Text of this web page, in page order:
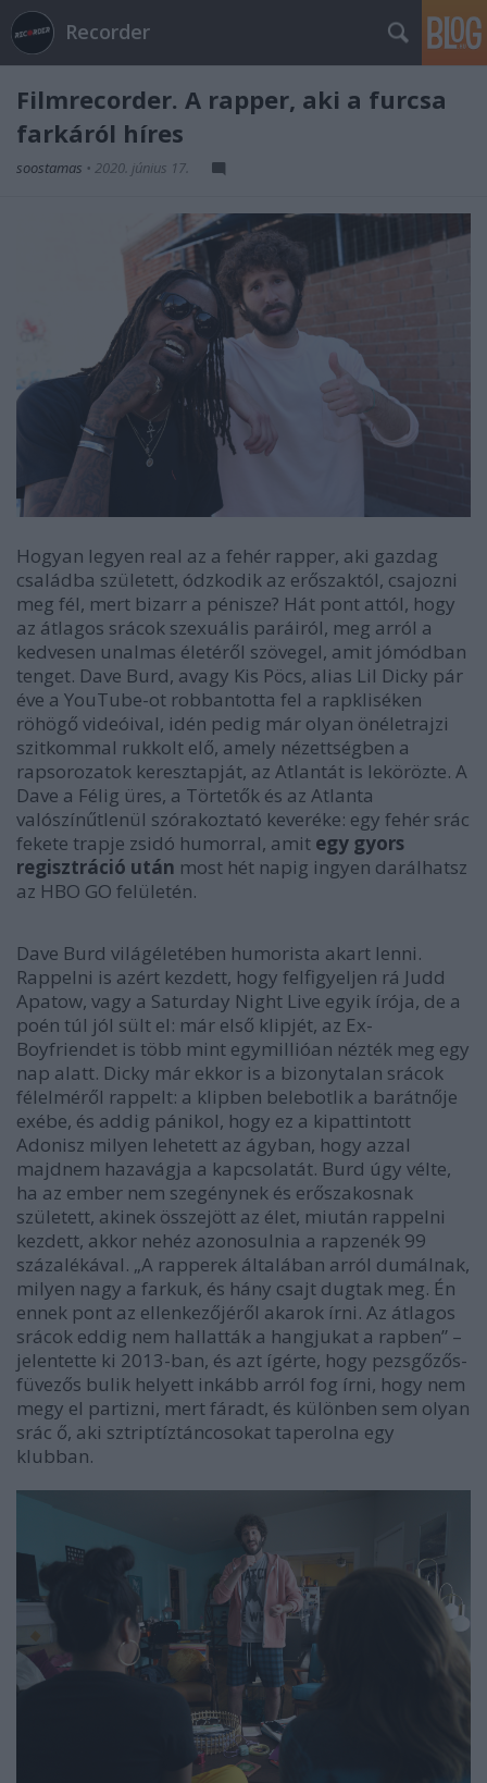
Recorder
Filmrecorder. A rapper, aki a furcsa
farkáról híres
soostamas • 2020. június 17.
Hogyan legyen real az a fehér rapper, aki gazdag
családba született, ódzkodik az erőszaktól, csajozni
meg fél, mert bizarr a pénisze? Hát pont attól, hogy
az átlagos srácok szexuális paráiról, meg arról a
kedvesen unalmas életéről szövegel, amit jómódban
tenget. Dave Burd, avagy Kis Pöcs, alias Lil Dicky pár
éve a YouTube-ot robbantotta fel a rapkliséken
röhögő videóival, idén pedig már olyan önéletrajzi
szitkommal rukkolt elő, amely nézettségben a
rapsorozatok keresztapját, az Atlantát is lekörözte. A
Dave a Félig üres, a Törtetők és az Atlanta
valószínűtlenül szórakoztató keveréke: egy fehér srác
fekete trapje zsidó humorral, amit egy gyors
regisztráció után most hét napig ingyen darálhatsz
az HBO GO felületén.
Dave Burd világéletében humorista akart lenni.
Rappelni is azért kezdett, hogy felfigyeljen rá Judd
Apatow, vagy a Saturday Night Live egyik írója, de a
poén túl jól sült el: már első klipjét, az Ex-
Boyfriendet is több mint egymillióan nézték meg egy
nap alatt. Dicky már ekkor is a bizonytalan srácok
félelméről rappelt: a klipben belebotlik a barátnője
exébe, és addig pánikol, hogy ez a kipattintott
Adonisz milyen lehetett az ágyban, hogy azzal
majdnem hazavágja a kapcsolatát. Burd úgy vélte,
ha az ember nem szegénynek és erőszakosnak
született, akinek összejött az élet, miután rappelni
kezdett, akkor nehéz azonosulnia a rapzenék 99
százalékával. „A rapperek általában arról dumálnak,
milyen nagy a farkuk, és hány csajt dugtak meg. Én
ennek pont az ellenkezőjéről akarok írni. Az átlagos
srácok eddig nem hallatták a hangjukat a rapben” –
jelentette ki 2013-ban, és azt ígérte, hogy pezsgőzős-
füvezős bulik helyett inkább arról fog írni, hogy nem
megy el partizni, mert fáradt, és különben sem olyan
srác ő, aki sztriptíztáncosokat taperolna egy
klubban.